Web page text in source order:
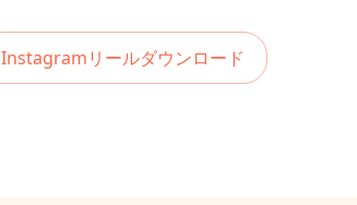
Instagramリールダウンロード